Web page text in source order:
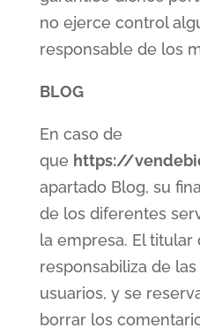
no ejerce control
responsable de los
BLOG
En caso de
que https://
apartado Blog, su
de los diferentes
la empresa. El titular
responsabiliza de
usuarios, y se
borrar los